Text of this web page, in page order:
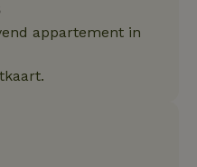
appartement in